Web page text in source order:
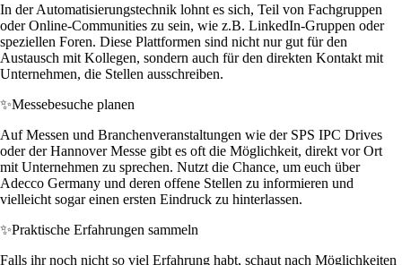
In der Automatisierungstechnik lohnt es sich, Teil von Fachgruppen
oder Online-Communities zu sein, wie z.B. LinkedIn-Gruppen oder
speziellen Foren. Diese Plattformen sind nicht nur gut für den
Austausch mit Kollegen, sondern auch für den direkten Kontakt mit
Unternehmen, die Stellen ausschreiben.
✨Messebesuche planen
Auf Messen und Branchenveranstaltungen wie der SPS IPC Drives
oder der Hannover Messe gibt es oft die Möglichkeit, direkt vor Ort
mit Unternehmen zu sprechen. Nutzt die Chance, um euch über
Adecco Germany und deren offene Stellen zu informieren und
vielleicht sogar einen ersten Eindruck zu hinterlassen.
✨Praktische Erfahrungen sammeln
Falls ihr noch nicht so viel Erfahrung habt, schaut nach Möglichkeiten